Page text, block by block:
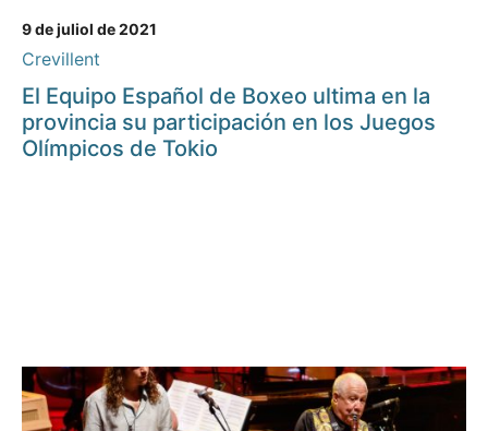
9 de juliol de 2021
Crevillent
El Equipo Español de Boxeo ultima en la
provincia su participación en los Juegos
Olímpicos de Tokio